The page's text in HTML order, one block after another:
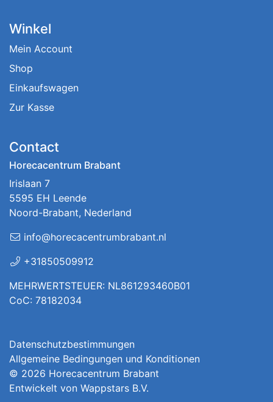
Winkel
Mein Account
Shop
Einkaufswagen
Zur Kasse
Contact
Horecacentrum Brabant
Irislaan 7
5595 EH Leende
Noord-Brabant, Nederland
info@horecacentrumbrabant.nl
+31850509912
MEHRWERTSTEUER: NL861293460B01
CoC: 78182034
Datenschutzbestimmungen
Allgemeine Bedingungen und Konditionen
© 2026 Horecacentrum Brabant
Entwickelt von Wappstars B.V.